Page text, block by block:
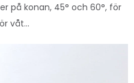
på konan, 45° och 60°, för
våt...